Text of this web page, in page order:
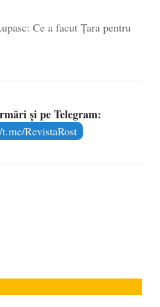
Ce a facut Țara pentru
și pe Telegram:
RevistaRost